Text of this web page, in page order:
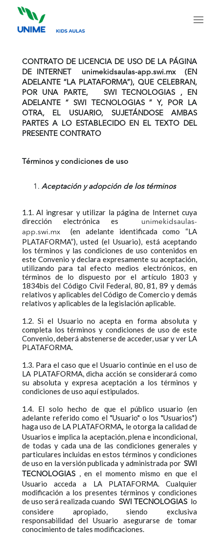
CONTRATO DE LICENCIA DE USO DE LA PÁGINA
DE INTERNET unimekidsaulas-app.swi.mx
(EN
ADELANTE “LA PLATAFORMA”), QUE CELEBRAN,
POR UNA PARTE, SWI TECNOLOGIAS, EN
ADELANTE “ SWI TECNOLOGIAS” Y, POR LA
OTRA, EL USUARIO, SUJETÁNDOSE AMBAS
PARTES A LO ESTABLECIDO EN EL TEXTO DEL
PRESENTE CONTRATO
Términos y condiciones de uso
Aceptación y adopción de los términos
1.1. Al ingresar y utilizar la página de Internet cuya
dirección electrónica es
unimekidsaulas-
app.swi.mx(en adelante identificada como “LA
PLATAFORMA”), usted (el Usuario), está aceptando
los términos y las condiciones de uso contenidos en
este Convenio y declara expresamente su aceptación,
utilizando para tal efecto medios electrónicos, en
términos de lo dispuesto por el artículo 1803 y
1834bis del Código Civil Federal, 80, 81, 89 y demás
relativos y aplicables del Código de Comercio y demás
relativos y aplicables de la legislación aplicable.
1.2. Si el Usuario no acepta en forma absoluta y
completa los términos y condiciones de uso de este
Convenio, deberá abstenerse de acceder, usar y ver LA
PLATAFORMA.
1.3. Para el caso que el Usuario continúe en el uso de
LA PLATAFORMA, dicha acción se considerará como
su absoluta y expresa aceptación a los términos y
condiciones de uso aquí estipulados.
1.4. El solo hecho de que el público usuario (en
adelante referido como el "Usuario" o los "Usuarios")
haga uso de LA PLATAFORMA, le otorga la calidad de
Usuarios e implica la aceptación, plena e incondicional,
de todas y cada una de las condiciones generales y
particulares incluidas en estos términos y condiciones
de uso en la versión publicada y administrada porSWI
TECNOLOGIAS, en el momento mismo en que el
Usuario acceda a LA PLATAFORMA. Cualquier
modificación a los presentes términos y condiciones
de uso será realizada cuando SWI TECNOLOGIAS lo
considere apropiado, siendo exclusiva
responsabilidad del Usuario asegurarse de tomar
conocimiento de tales modificaciones.